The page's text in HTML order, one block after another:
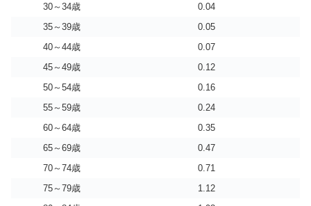
30～34歳
0.04
35～39歳
0.05
40～44歳
0.07
45～49歳
0.12
50～54歳
0.16
55～59歳
0.24
60～64歳
0.35
65～69歳
0.47
70～74歳
0.71
75～79歳
1.12